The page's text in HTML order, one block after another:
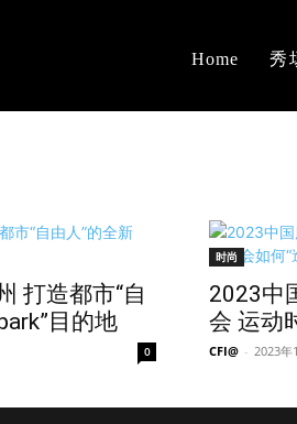
Home 秀
打造都市“自
目的地
0
时尚
2023中
会 运动
CFI@ - 2023年